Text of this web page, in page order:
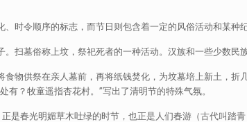
时令顺序的标志，而节日则包含着一定的风俗活动和某种纪
扫墓俗称上坟，祭祀死者的一种活动。汉族和一些少数民
物供祭在亲人墓前，再将纸钱焚化，为坟墓培上新土，
？牧童遥指杏花村。”写出了清明节的特殊气氛。
是春光明媚草木吐绿的时节，也正是人们春游（古代叫踏